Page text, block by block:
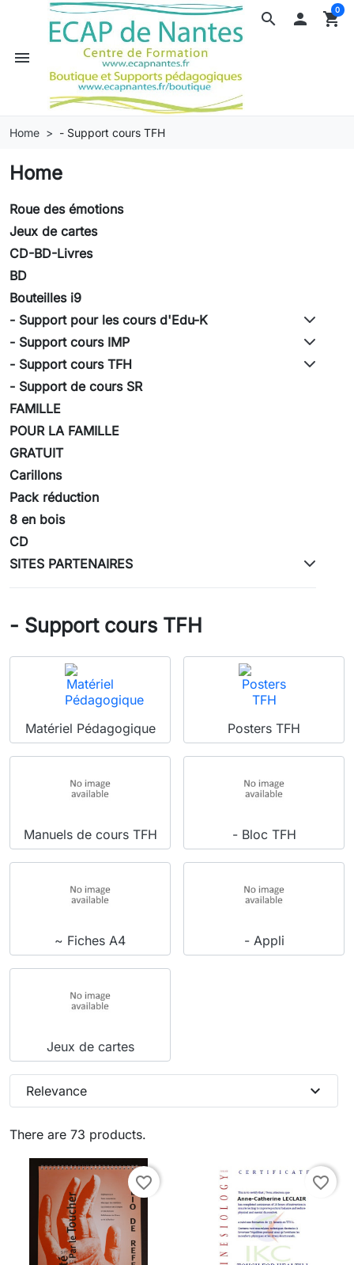
search
menu
 shopping_cart
0
Home - Support cours TFH
Home
Roue des émotions
Jeux de cartes
CD-BD-Livres
BD
Bouteilles i9
- Support pour les cours d'Edu-K
- Support cours IMP
- Support cours TFH
- Support de cours SR
FAMILLE
POUR LA FAMILLE
GRATUIT
Carillons
Pack réduction
8 en bois
CD
SITES PARTENAIRES
- Support cours TFH
Matériel Pédagogique Posters TFH
Manuels de cours TFH - Bloc TFH
~ Fiches A4 - Appli
Jeux de cartes
There are 73 products.
Relevance expand_more
favorite_border favorite_border